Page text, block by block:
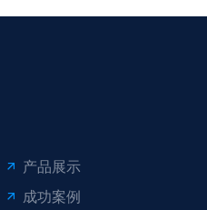
产品展示
成功案例